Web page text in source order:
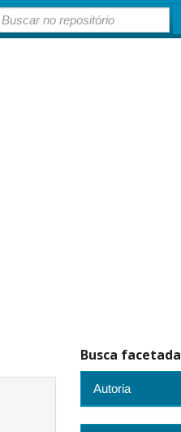
Busca facetada
Autoria